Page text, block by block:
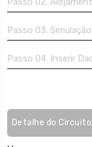
Passo 03.
Passo 04. Inserir
Detalhe do Circuito